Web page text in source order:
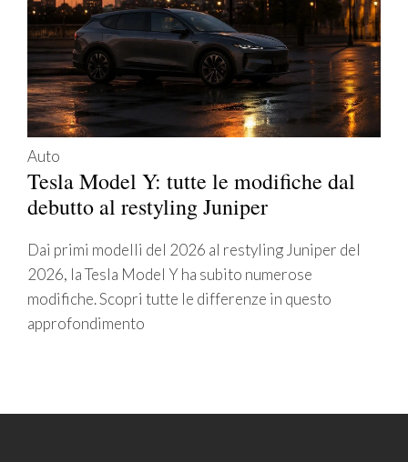
Auto
Tesla Model Y: tutte le modifiche dal
debutto al restyling Juniper
Dai primi modelli del 2026 al restyling Juniper del
2026, la Tesla Model Y ha subito numerose
modifiche. Scopri tutte le differenze in questo
approfondimento